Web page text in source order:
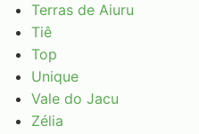
Terras de Aiuru
Tiê
Top
Unique
Vale do Jacu
Zélia